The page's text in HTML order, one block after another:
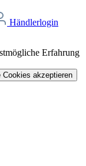
Händlerlogin
Erfahrung
Cookies akzeptieren